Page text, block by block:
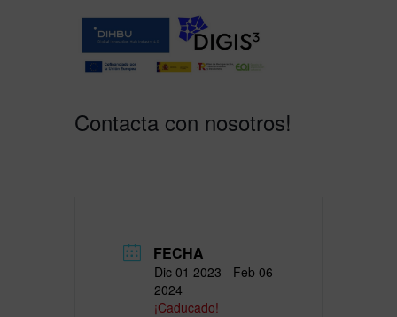
Contacta con nosotros!
FECHA
Dic 01 2023 - Feb 06
2024
¡Caducado!